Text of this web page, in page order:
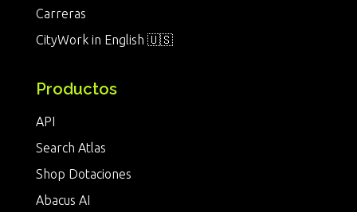
Carreras
CityWork in English 🇺🇸
Productos
API
Search Atlas
Shop Dotaciones
Abacus AI